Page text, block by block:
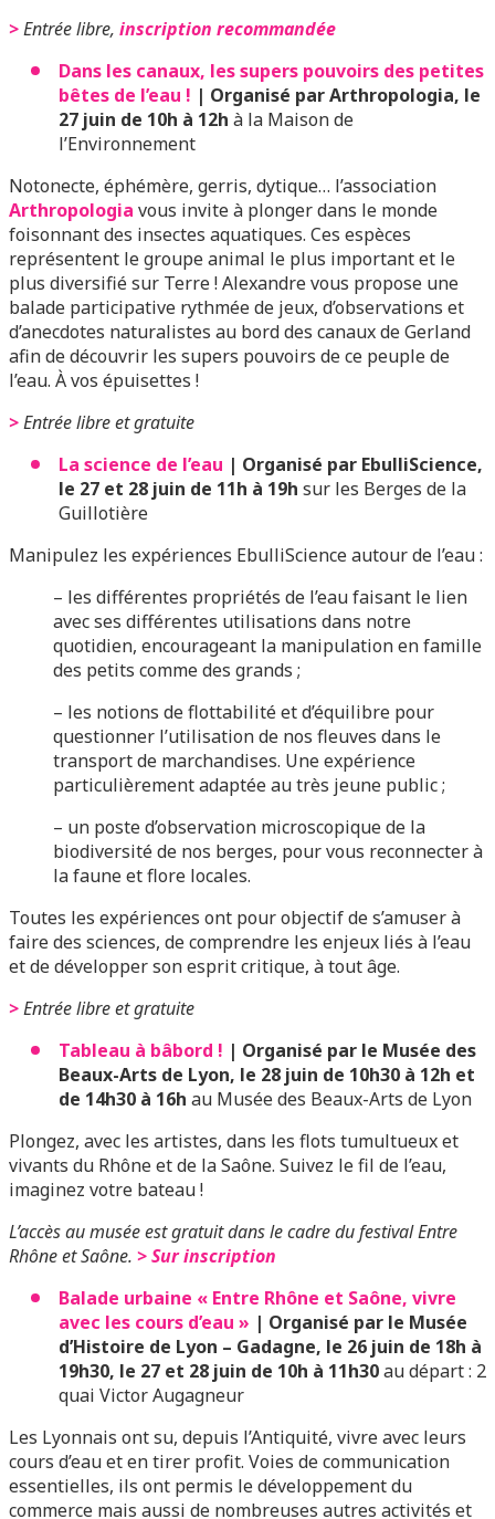
>Entrée libre, inscription recommandée
Dans les canaux, les supers pouvoirs des petites
bêtes de l’eau ! | Organisé par Arthropologia, le
27 juin de 10h à 12h à la Maison de
l’Environnement
Notonecte, éphémère, gerris, dytique… l’association
Arthropologia vous invite à plonger dans le monde
foisonnant des insectes aquatiques. Ces espèces
représentent le groupe animal le plus important et le
plus diversifié sur Terre ! Alexandre vous propose une
balade participative rythmée de jeux, d’observations et
d’anecdotes naturalistes au bord des canaux de Gerland
afin de découvrir les supers pouvoirs de ce peuple de
l’eau. À vos épuisettes !
>Entrée libre et gratuite
La science de l’eau | Organisé par EbulliScience,
le 27 et 28 juin de 11h à 19h sur les Berges de la
Guillotière
Manipulez les expériences EbulliScience autour de l’eau :
– les différentes propriétés de l’eau faisant le lien
avec ses différentes utilisations dans notre
quotidien, encourageant la manipulation en famille
des petits comme des grands ;
– les notions de flottabilité et d’équilibre pour
questionner l’utilisation de nos fleuves dans le
transport de marchandises. Une expérience
particulièrement adaptée au très jeune public ;
– un poste d’observation microscopique de la
biodiversité de nos berges, pour vous reconnecter à
la faune et flore locales.
Toutes les expériences ont pour objectif de s’amuser à
faire des sciences, de comprendre les enjeux liés à l’eau
et de développer son esprit critique, à tout âge.
>Entrée libre et gratuite
Tableau à bâbord ! | Organisé par le Musée des
Beaux-Arts de Lyon, le 28 juin de 10h30 à 12h et
de 14h30 à 16h au Musée des Beaux-Arts de Lyon
Plongez, avec les artistes, dans les flots tumultueux et
vivants du Rhône et de la Saône. Suivez le fil de l’eau,
imaginez votre bateau !
L’accès au musée est gratuit dans le cadre du festival Entre
Rhône et Saône. > Sur inscription
Balade urbaine « Entre Rhône et Saône, vivre
avec les cours d’eau » | Organisé par le Musée
d’Histoire de Lyon – Gadagne, le 26 juin de 18h à
19h30, le 27 et 28 juin de 10h à 11h30au départ : 2
quai Victor Augagneur
Les Lyonnais ont su, depuis l’Antiquité, vivre avec leurs
cours d’eau et en tirer profit. Voies de communication
essentielles, ils ont permis le développement du
commerce mais aussi de nombreuses autres activités et